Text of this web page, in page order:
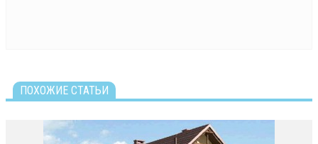
ПОХОЖИЕ СТАТЬИ